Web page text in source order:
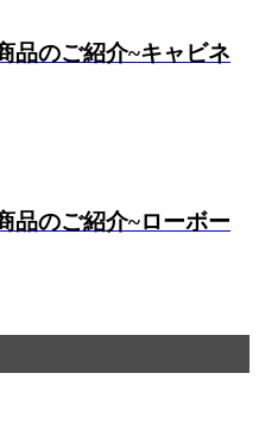
品のご紹介~キャビネ
品のご紹介~ローボー